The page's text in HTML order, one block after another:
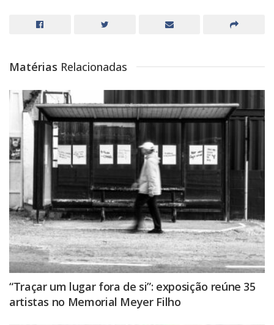
Matérias Relacionadas
“Traçar um lugar fora de si”: exposição reúne 35
artistas no Memorial Meyer Filho